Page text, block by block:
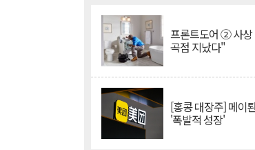
프론트도어 ② 사
곡점 지났다"
[홍콩 대장주] 메이
'폭발적 성장'